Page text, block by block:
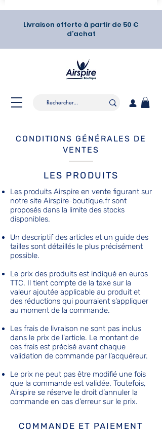
Livraison offerte à partir de 50 €
d’achat
CONDITIONS GÉNÉRALES DE
VENTES
LES PRODUITS
Les produits Airspire en vente figurant sur
notre site Airspire-boutique.fr sont
proposés dans la limite des stocks
disponibles.
Un descriptif des articles et un guide des
tailles sont détaillés le plus précisément
possible.
Le prix des produits est indiqué en euros
TTC. Il tient compte de la taxe sur la
valeur ajoutée applicable au produit et
des réductions qui pourraient s’appliquer
au moment de la commande.
Les frais de livraison ne sont pas inclus
dans le prix de l'article. Le montant de
ces frais est précisé avant chaque
validation de commande par l’acquéreur.
Le prix ne peut pas être modifié une fois
que la commande est validée. Toutefois,
Airspire se réserve le droit d’annuler la
commande en cas d’erreur sur le prix.
COMMANDE ET PAIEMENT